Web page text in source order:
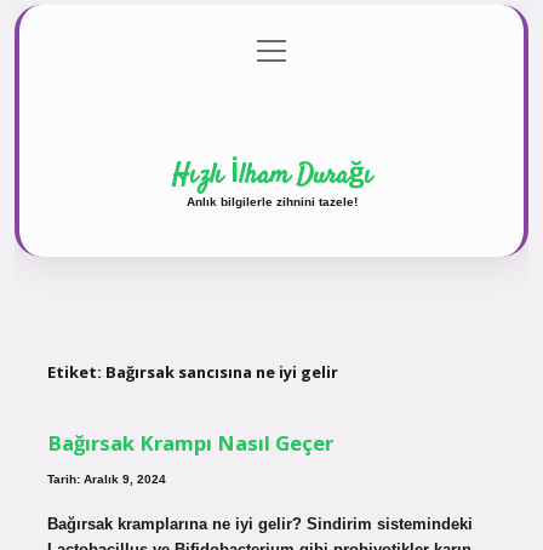
Gizlilik Politikası
menüyü
aç
Hızlı İlham Durağı
Anlık bilgilerle zihnini tazele!
Etiket: Bağırsak sancısına ne iyi gelir
Bağırsak Krampı Nasıl Geçer
Tarih: Aralık 9, 2024
Bağırsak kramplarına ne iyi gelir? Sindirim sistemindeki